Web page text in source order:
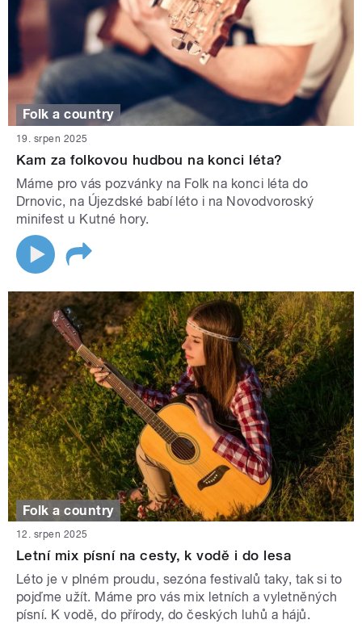
Folk a country
19. srpen 2025
Kam za folkovou hudbou na konci léta?
Máme pro vás pozvánky na Folk na konci léta do
Drnovic, na Újezdské babí léto i na Novodvoroský
minifest u Kutné hory.
Folk a country
12. srpen 2025
Letní mix písní na cesty, k vodě i do lesa
Léto je v plném proudu, sezóna festivalů taky, tak si to
pojďme užít. Máme pro vás mix letních a vyletněných
písní. K vodě, do přírody, do českých luhů a hájů.